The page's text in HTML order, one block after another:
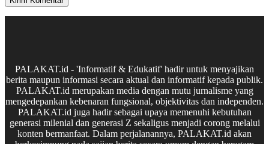
PALAKAT.id - 'Informatif & Edukatif' hadir untuk menyajikan
berita maupun informasi secara aktual dan informatif kepada publik.
PALAKAT.id merupakan media dengan mutu jurnalisme yang
mengedepankan kebenaran fungsional, objektivitas dan independen.
PALAKAT.id juga hadir sebagai upaya memenuhi kebutuhan
generasi milenial dan generasi Z sekaligus menjadi corong melalui
konten bermanfaat. Dalam perjalanannya, PALAKAT.id akan